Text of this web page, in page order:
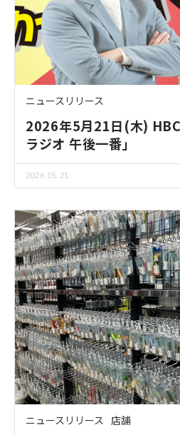
ニュースリリース
2026年5月21日(木)
ラジオ 午後一番」
2026.05.21
ニュースリリース 店舗